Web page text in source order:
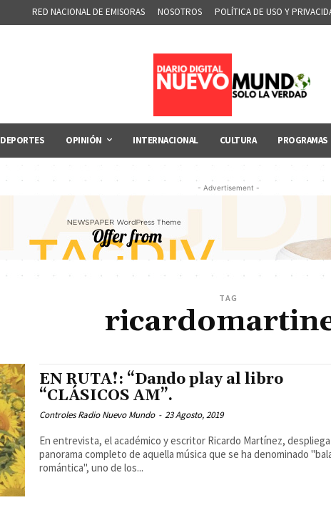
RED NACIONAL DE EMISORAS NOSOTROS POLÍTICA DE USO Y
DEPORTES OPINIÓN INTERNACIONAL CULTURA PROGRAMAS
- Advertisement -
TAG
EN RUTA!: “Dando play al libro
“CLÁSICOS AM”.
Controles Radio Nuevo Mundo - 23 Agosto, 2019
En entrevista, el académico y escritor Ricardo Martínez,
panorama completo de aquella música que se ha denominado
romántica", uno de los...